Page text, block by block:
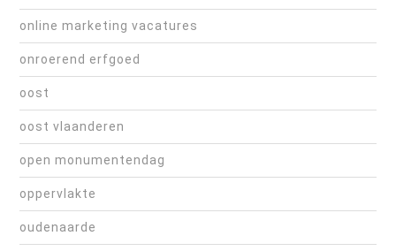
online marketing vacatures
onroerend erfgoed
oost
oost vlaanderen
open monumentendag
oppervlakte
oudenaarde